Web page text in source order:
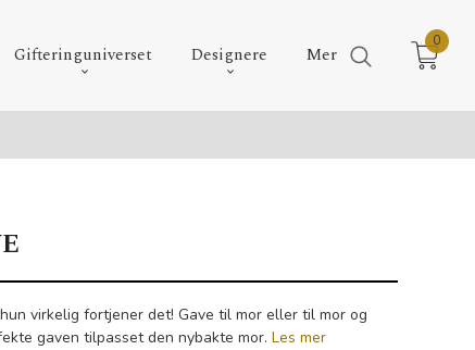
Gifteringuniverset Designere Mer
0
virkelig fortjener det! Gave til mor eller til mor og
gaven tilpasset den nybakte mor. Les mer